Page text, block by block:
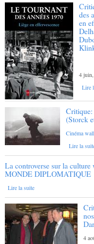
des
en
4
Lire
(Storck
Cinéma
Lire la
La controverse sur la
MONDE DIPLOMATIQUE
Lire la suite
4